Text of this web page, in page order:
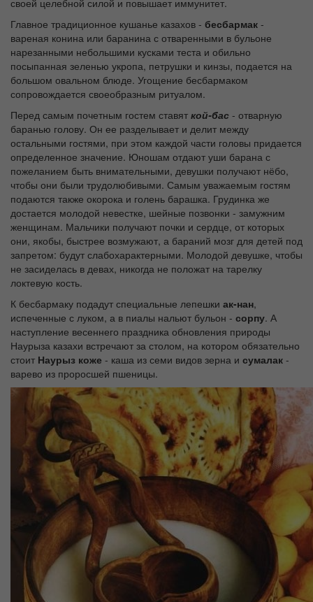
Главное традиционное кушанье казахов - бесбармак -
вареная конина или баранина с отваренными в бульоне
нарезанными небольшими кусками теста и обильно
посыпанная зеленью укропа, петрушки и кинзы, подается на
большом овальном блюде. Угощение бесбармаком
сопровождается своеобразным ритуалом.
Перед самым почетным гостем ставят кой-бас - отварную
баранью голову. Он ее разделывает и делит между
остальными гостями, при этом каждой части головы придается
определенное значение. Юношам отдают уши барана с
пожеланием быть внимательными, девушки получают нёбо,
чтобы они были трудолюбивыми. Самым уважаемым гостям
подаются также окорока и голень барашка. Грудинка же
достается молодой невестке, шейные позвонки - замужним
женщинам. Мальчики получают почки и сердце, от которых
они, якобы, быстрее возмужают, а бараний мозг для детей под
запретом: будут слабохарактерными. Молодой девушке, чтобы
не засиделась в девах, никогда не положат на тарелку
локтевую кость.
К бесбармаку подадут специальные лепешки ак-нан,
испеченные с луком, а в пиалы нальют бульон - сорпу. А
наступление весеннего праздника обновления природы
Наурыза казахи встречают за столом, на котором обязательно
стоит Наурыз коже - каша из семи видов зерна и сумалак -
варево из проросшей пшеницы.